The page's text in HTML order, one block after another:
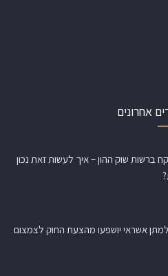
אחרונים
ברשות שוק ההון – איך לעשות זאת נכון
למתן אשראי יושפעו מהצעת החוק לצמצום